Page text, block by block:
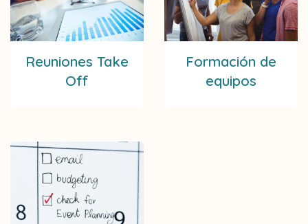
Reuniones Take
Off
Formación de
equipos